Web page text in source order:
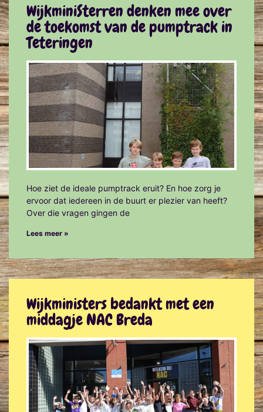
WijkminiSterren denken mee over
de toekomst van de pumptrack in
Teteringen
Hoe ziet de ideale pumptrack eruit? En hoe zorg je
ervoor dat iedereen in de buurt er plezier van heeft?
Over die vragen gingen de
Lees meer »
Wijkministers bedankt met een
middagje NAC Breda